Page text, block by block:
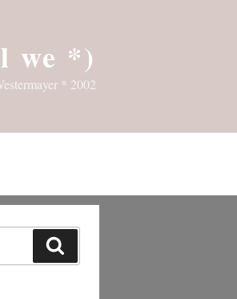
we *)
* 2002